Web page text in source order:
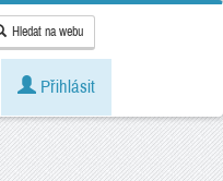
Hledat na webu
Přihlásit